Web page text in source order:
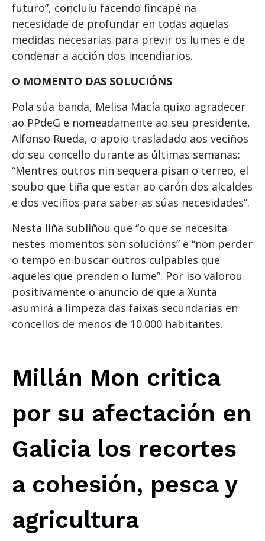
futuro”, concluíu facendo fincapé na
necesidade de profundar en todas aquelas
medidas necesarias para previr os lumes e de
condenar a acción dos incendiarios.
O MOMENTO DAS SOLUCIÓNS
Pola súa banda, Melisa Macía quixo agradecer
ao PPdeG e nomeadamente ao seu presidente,
Alfonso Rueda, o apoio trasladado aos veciños
do seu concello durante as últimas semanas:
“Mentres outros nin sequera pisan o terreo, el
soubo que tiña que estar ao carón dos alcaldes
e dos veciños para saber as súas necesidades”.
Nesta liña subliñou que “o que se necesita
nestes momentos son solucións” e “non perder
o tempo en buscar outros culpables que
aqueles que prenden o lume”. Por iso valorou
positivamente o anuncio de que a Xunta
asumirá a limpeza das faixas secundarias en
concellos de menos de 10.000 habitantes.
Millán Mon critica
por su afectación en
Galicia los recortes
a cohesión, pesca y
agricultura